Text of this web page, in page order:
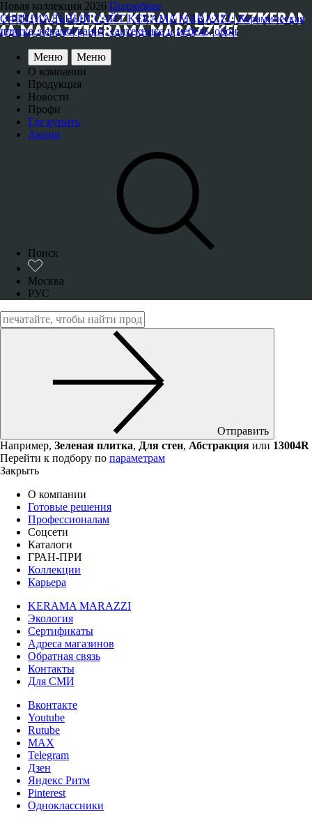
Новая коллекция 2026 Подробнее
ОФИЦИАЛЬНЫЙ САЙТ KERAMA MARAZZI | Керамическая
плитка, керамогранит, сантехника и мебель, обои
Меню
Меню
О компании
Продукция
Новости
Профи
Где купить
Акции
Поиск
Москва
РУС
Отправить
Например, Зеленая плитка, Для стен, Абстракция или 13004R
Перейти к подбору по параметрам
Закрыть
О компании
Готовые решения
Профессионалам
Соцсети
Каталоги
ГРАН-ПРИ
Коллекции
Карьера
KERAMA MARAZZI
Экология
Сертификаты
Адреса магазинов
Обратная связь
Контакты
Для СМИ
Вконтакте
Youtube
Rutube
MAX
Telegram
Дзен
Яндекс Ритм
Pinterest
Одноклассники